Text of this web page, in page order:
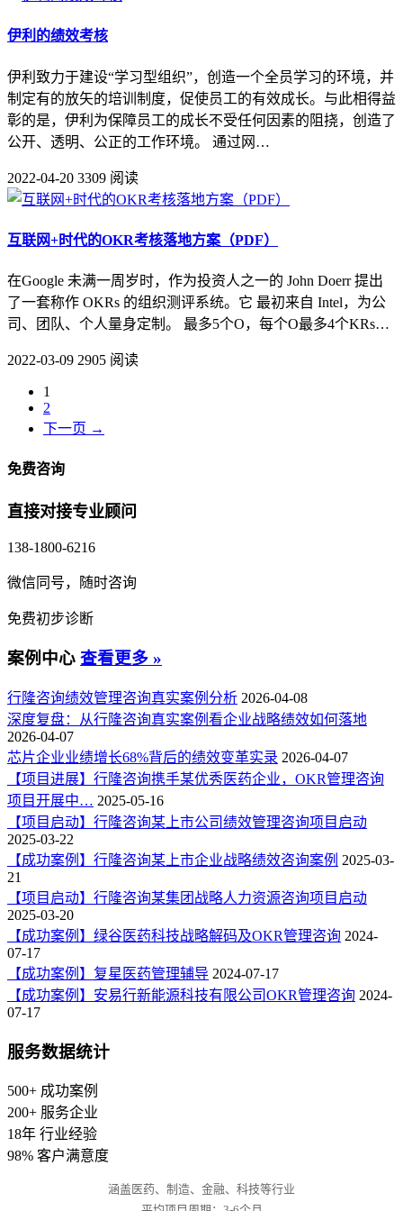
伊利的绩效考核
伊利致力于建设“学习型组织”，创造一个全员学习的环境，并
制定有的放矢的培训制度，促使员工的有效成长。与此相得益
彰的是，伊利为保障员工的成长不受任何因素的阻挠，创造了
公开、透明、公正的工作环境。 通过网…
2022-04-20 3309 阅读
互联网+时代的OKR考核落地方案（PDF）
在Google 未满一周岁时，作为投资人之一的 John Doerr 提出
了一套称作 OKRs 的组织测评系统。它 最初来自 Intel，为公
司、团队、个人量身定制。 最多5个O，每个O最多4个KRs…
2022-03-09 2905 阅读
1
2
下一页 →
免费咨询
直接对接专业顾问
138-1800-6216
微信同号，随时咨询
免费初步诊断
案例中心 查看更多 »
行隆咨询绩效管理咨询真实案例分析 2026-04-08
深度复盘：从行隆咨询真实案例看企业战略绩效如何落地
2026-04-07
芯片企业业绩增长68%背后的绩效变革实录 2026-04-07
【项目进展】行隆咨询携手某优秀医药企业，OKR管理咨询
项目开展中… 2025-05-16
【项目启动】行隆咨询某上市公司绩效管理咨询项目启动
2025-03-22
【成功案例】行隆咨询某上市企业战略绩效咨询案例 2025-03-
21
【项目启动】行隆咨询某集团战略人力资源咨询项目启动
2025-03-20
【成功案例】绿谷医药科技战略解码及OKR管理咨询 2024-
07-17
【成功案例】复星医药管理辅导 2024-07-17
【成功案例】安易行新能源科技有限公司OKR管理咨询 2024-
07-17
服务数据统计
500+ 成功案例
200+ 服务企业
18年 行业经验
98% 客户满意度
涵盖医药、制造、金融、科技等行业